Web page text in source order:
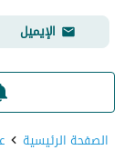
الإيميل
الصفحة الرئيسية